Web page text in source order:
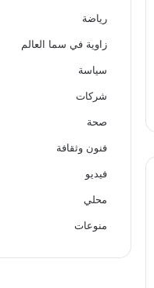
رياضة
زاوية في سما العالم
سياسة
شركات
صحة
فنون وثقافة
فيديو
محلي
منوعات